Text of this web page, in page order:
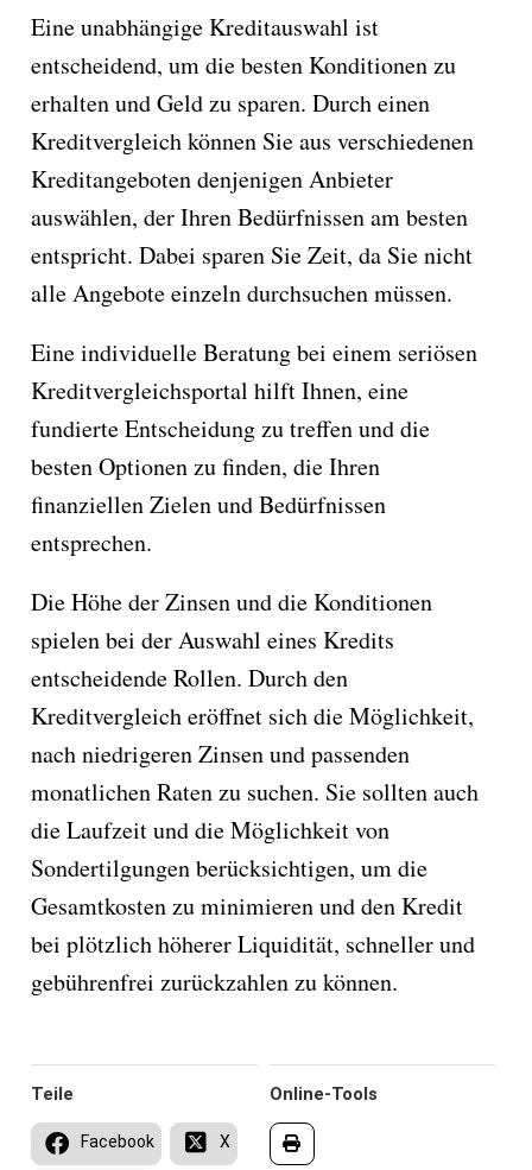
Eine unabhängige Kreditauswahl ist
entscheidend, um die besten Konditionen zu
erhalten und Geld zu sparen. Durch einen
Kreditvergleich können Sie aus verschiedenen
Kreditangeboten denjenigen Anbieter
auswählen, der Ihren Bedürfnissen am besten
entspricht. Dabei sparen Sie Zeit, da Sie nicht
alle Angebote einzeln durchsuchen müssen.
Eine individuelle Beratung bei einem seriösen
Kreditvergleichsportal hilft Ihnen, eine
fundierte Entscheidung zu treffen und die
besten Optionen zu finden, die Ihren
finanziellen Zielen und Bedürfnissen
entsprechen.
Die Höhe der Zinsen und die Konditionen
spielen bei der Auswahl eines Kredits
entscheidende Rollen. Durch den
Kreditvergleich eröffnet sich die Möglichkeit,
nach niedrigeren Zinsen und passenden
monatlichen Raten zu suchen. Sie sollten auch
die Laufzeit und die Möglichkeit von
Sondertilgungen berücksichtigen, um die
Gesamtkosten zu minimieren und den Kredit
bei plötzlich höherer Liquidität, schneller und
gebührenfrei zurückzahlen zu können.
Online-Tools
Teile
Facebook X